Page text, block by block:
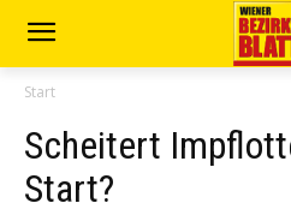
Start
Scheitert
Start?